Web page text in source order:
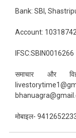
Bank: SBI,
Account:
IFSC:SBIN0016266
समाचार और
मोबाइल-